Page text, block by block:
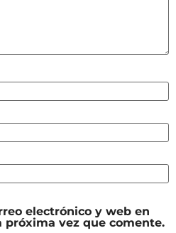
electrónico y web en
próxima vez que comente.